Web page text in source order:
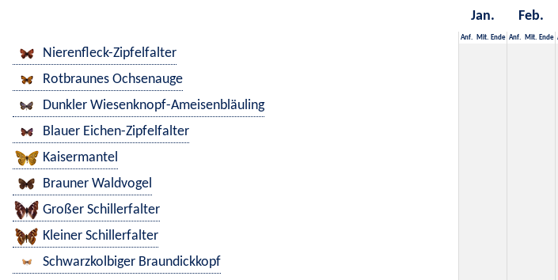
Jan. Feb.
Anf. Mit. Ende Anf. Mit. Ende
Nierenfleck-Zipfelfalter
Rotbraunes Ochsenauge
Dunkler Wiesenknopf-Ameisenbläuling
Blauer Eichen-Zipfelfalter
Kaisermantel
Brauner Waldvogel
Großer Schillerfalter
Kleiner Schillerfalter
Schwarzkolbiger Braundickkopf